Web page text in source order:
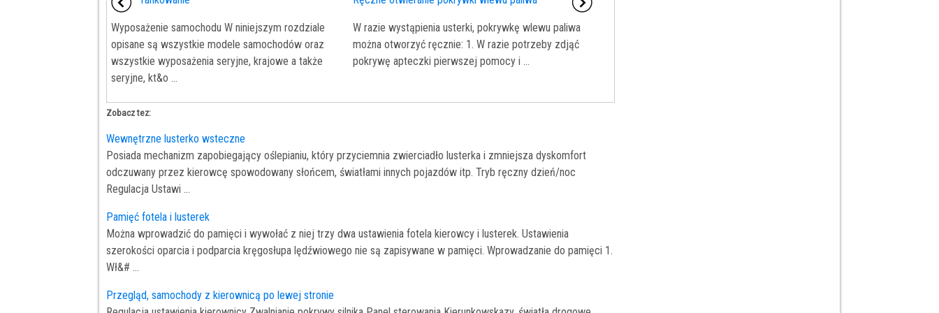
Wyposażenie samochodu W niniejszym rozdziale
opisane są wszystkie modele samochodów oraz
wszystkie wyposażenia seryjne, krajowe a także
seryjne, kt&o ...
W razie wystąpienia usterki, pokrywkę wlewu paliwa
można otworzyć ręcznie: 1. W razie potrzeby zdjąć
pokrywę apteczki pierwszej pomocy i ...
Zobacz tez:
Wewnętrzne lusterko wsteczne
Posiada mechanizm zapobiegający oślepianiu, który przyciemnia zwierciadło lusterka i zmniejsza dyskomfort
odczuwany przez kierowcę spowodowany słońcem, światłami innych pojazdów itp. Tryb ręczny dzień/noc
Regulacja Ustawi ...
Pamięć fotela i lusterek
Można wprowadzić do pamięci i wywołać z niej trzy dwa ustawienia fotela kierowcy i lusterek. Ustawienia
szerokości oparcia i podparcia kręgosłupa lędźwiowego nie są zapisywane w pamięci. Wprowadzanie do pamięci 1.
Wł&# ...
Przegląd, samochody z kierownicą po lewej stronie